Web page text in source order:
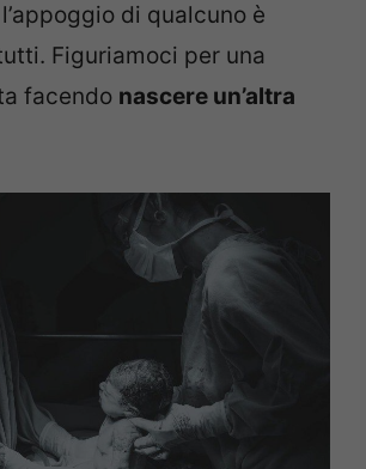
di qualcuno è
Figuriamoci per una
facendo nascere un’altra